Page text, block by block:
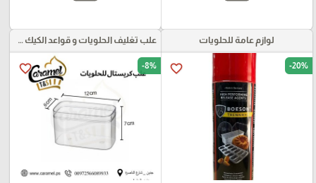
لوازم عامة للحلويات
favorite_border -20%
علب تغليف الحلويات و قواعد الكيك و علب بلاستيكية بأنواعها
favorite_border -8%